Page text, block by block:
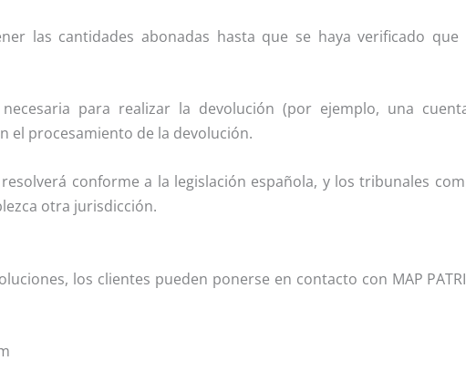
las cantidades abonadas hasta que se haya verificado
para realizar la devolución (por ejemplo, una
el procesamiento de la devolución.
conforme a la legislación española, y los tribunales
otra jurisdicción.
los clientes pueden ponerse en contacto con MAP